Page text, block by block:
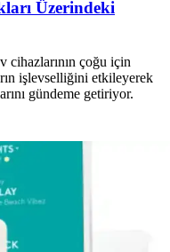
Üzerindeki
cihazlarının çoğu için
işlevselliğini etkileyerek
gündeme getiriyor.